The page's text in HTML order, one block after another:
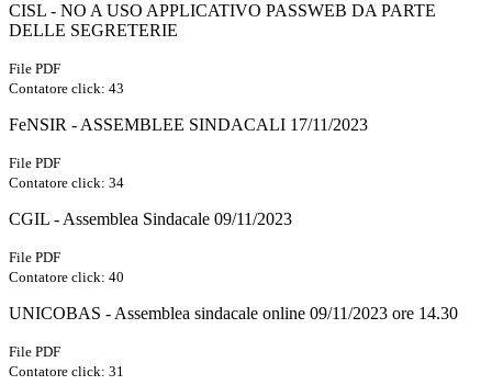
CISL - NO A USO APPLICATIVO PASSWEB DA PARTE
DELLE SEGRETERIE
File PDF
Contatore click: 43
FeNSIR - ASSEMBLEE SINDACALI 17/11/2023
File PDF
Contatore click: 34
CGIL - Assemblea Sindacale 09/11/2023
File PDF
Contatore click: 40
UNICOBAS - Assemblea sindacale online 09/11/2023 ore 14.30
File PDF
Contatore click: 31